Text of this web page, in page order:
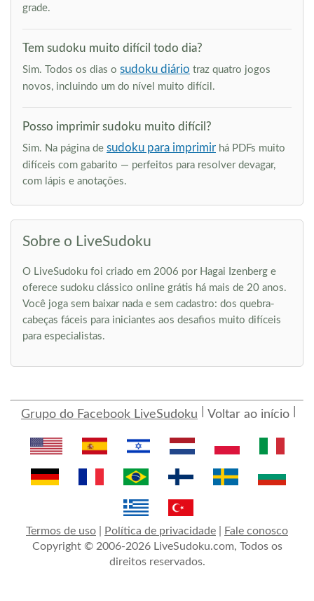
grade.
Tem sudoku muito difícil todo dia?
Sim. Todos os dias o sudoku diário traz quatro jogos
novos, incluindo um do nível muito difícil.
Posso imprimir sudoku muito difícil?
Sim. Na página de sudoku para imprimir há PDFs muito
difíceis com gabarito — perfeitos para resolver devagar,
com lápis e anotações.
Sobre o LiveSudoku
O LiveSudoku foi criado em 2006 por Hagai Izenberg e
oferece sudoku clássico online grátis há mais de 20 anos.
Você joga sem baixar nada e sem cadastro: dos quebra-
cabeças fáceis para iniciantes aos desafios muito difíceis
para especialistas.
Grupo do Facebook LiveSudoku Voltar ao início
Termos de uso Política de privacidade
Fale conosco
Copyright © 2006-2026 LiveSudoku.com, Todos os
direitos reservados.